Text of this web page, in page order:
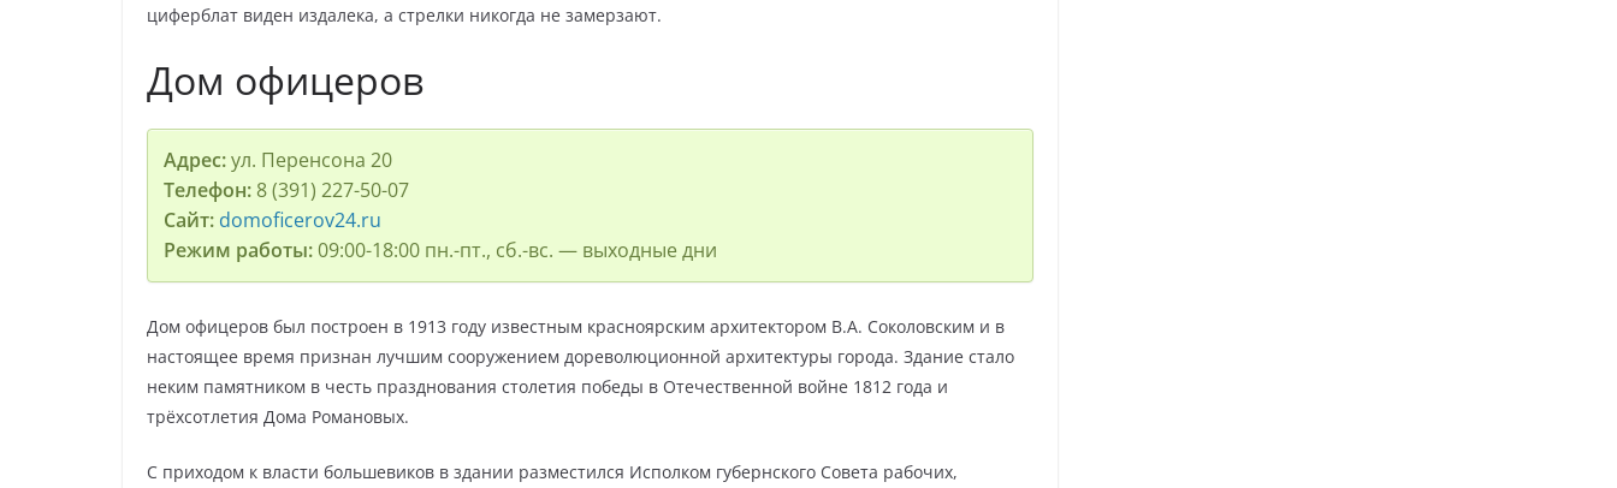
циферблат виден издалека, а стрелки никогда не замерзают.
Дом офицеров
Адрес:ул. Перенсона 20
Телефон:8 (391) 227-50-07
Сайт: domoficerov24.ru
Режим работы:09:00-18:00 пн.-пт., сб.-вс. — выходные дни
Дом офицеров был построен в 1913 году известным красноярским архитектором В.А. Соколовским и в
настоящее время признан лучшим сооружением дореволюционной архитектуры города. Здание стало
неким памятником в честь празднования столетия победы в Отечественной войне 1812 года и
трёхсотлетия Дома Романовых.
С приходом к власти большевиков в здании разместился Исполком губернского Совета рабочих,